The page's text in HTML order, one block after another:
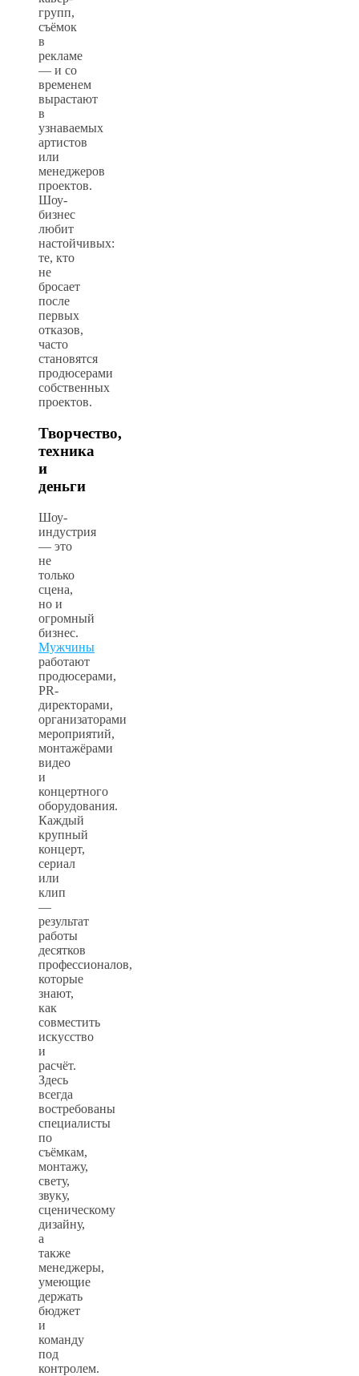
групп,
съёмок
в
рекламе
— и со
временем
вырастают
в
узнаваемых
артистов
или
менеджеров
проектов.
Шоу-
бизнес
любит
настойчивых:
те, кто
не
бросает
после
первых
отказов,
часто
становятся
продюсерами
собственных
проектов.
Творчество,
техника
и
деньги
Шоу-
индустрия
— это
не
только
сцена,
но и
огромный
бизнес.
Мужчины
работают
продюсерами,
PR-
директорами,
организаторами
мероприятий,
монтажёрами
видео
и
концертного
оборудования.
Каждый
крупный
концерт,
сериал
или
клип
—
результат
работы
десятков
профессионалов,
которые
знают,
как
совместить
искусство
и
расчёт.
Здесь
всегда
востребованы
специалисты
по
съёмкам,
монтажу,
свету,
звуку,
сценическому
дизайну,
а
также
менеджеры,
умеющие
держать
бюджет
и
команду
под
контролем.